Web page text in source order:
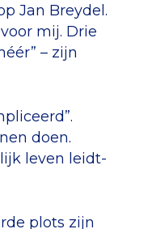
Jan Breydel.
mij. Drie
– zijn
doen.
leven leidt-
plots zijn